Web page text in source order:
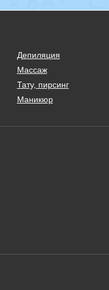
Депиляция
Массаж
Тату, пирсинг
Маникюр